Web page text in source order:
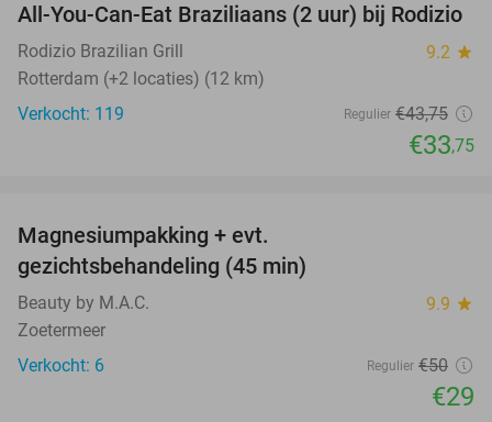
23%
TODAY
All-You-Can-Eat Braziliaans (2 uur) bij Rodizio
Rodizio Brazilian Grill 9.2 star
Rotterdam (+2 locaties) (12 km)
Verkocht: 119
Regulier €43,75
€33,75
Magnesiumpakking + evt.
gezichtsbehandeling (45 min)
Beauty by M.A.C. 9.9 star
Zoetermeer
Verkocht: 6
Regulier €50
€29